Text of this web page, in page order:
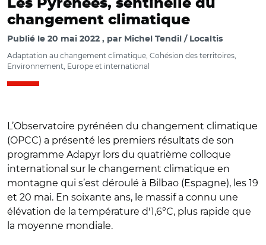
Les Pyrénées, sentinelle du
changement climatique
Publié le 20 mai 2022 par Michel Tendil / Localtis
Adaptation au changement climatique, Cohésion des territoires,
Environnement, Europe et international
L’Observatoire pyrénéen du changement climatique
(OPCC) a présenté les premiers résultats de son
programme Adapyr lors du quatrième colloque
international sur le changement climatique en
montagne qui s’est déroulé à Bilbao (Espagne), les 19
et 20 mai. En soixante ans, le massif a connu une
élévation de la température d'1,6°C, plus rapide que
la moyenne mondiale.